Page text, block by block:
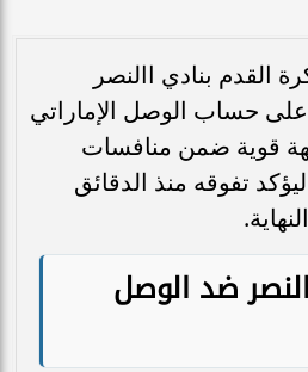
القدم بنادي االنصر
على حساب الوصل الإماراتي
مواجهة قوية ضمن منافسات
أبطال آسيا 2، ليؤكد تفوقه منذ الدقائق
ضد الوصل